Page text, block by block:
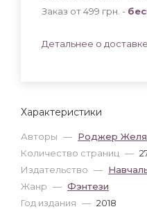
Характеристики
Авторы — Роджер
Количество страниц —
Издательство —
Жанр — Фэнтези
Год издания — 2018
Заказ от 499 грн. -
Детальнее о доставке